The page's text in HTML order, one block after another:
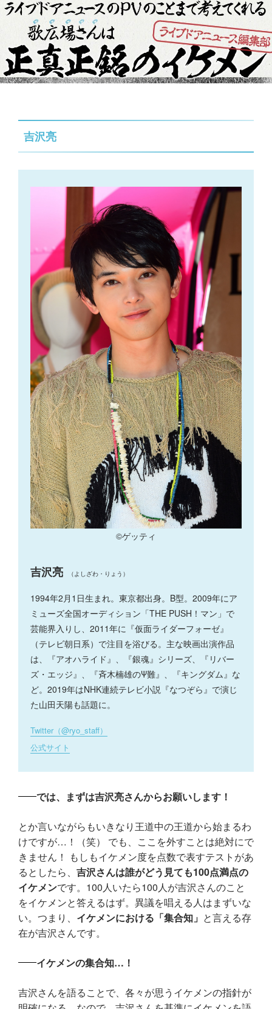
吉沢亮
©ゲッティ
吉沢亮 （よしざわ・りょう）
1994年2月1日生まれ。東京都出身。B型。2009年にア
ミューズ全国オーディション「THE PUSH！マン」で
芸能界入りし、2011年に『仮面ライダーフォーゼ』
（テレビ朝日系）で注目を浴びる。主な映画出演作品
は、『アオハライド』、『銀魂』シリーズ、『リバー
ズ・エッジ』、『斉木楠雄のΨ難』、『キングダム』な
ど。2019年はNHK連続テレビ小説『なつぞら』で演じ
た山田天陽も話題に。
Twitter（@ryo_staff）
公式サイト
では、まずは吉沢亮さんからお願いします！
とか言いながらもいきなり王道中の王道から始まるわ
けですが…！（笑） でも、ここを外すことは絶対にで
きません！ もしもイケメン度を点数で表すテストがあ
るとしたら、 吉沢さんは誰がどう見ても100点満点の
イケメンです。100人いたら100人が吉沢さんのこと
をイケメンと答えるはず。異議を唱える人はまずいな
い。つまり、 イケメンにおける「集合知」 と言える存
在が吉沢さんです。
イケメンの集合知…！
吉沢さんを語ることで、各々が思うイケメンの指針が